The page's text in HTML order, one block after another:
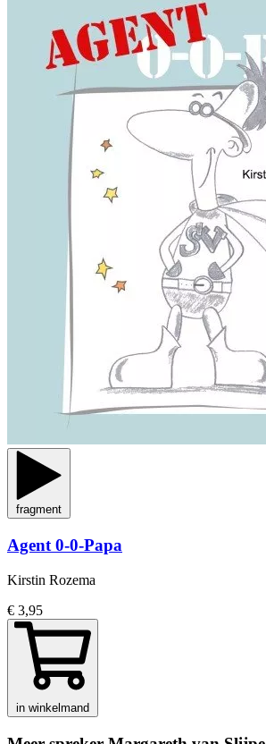
fragment
Agent 0-0-Papa
Kirstin Rozema
€ 3,95
in winkelmand